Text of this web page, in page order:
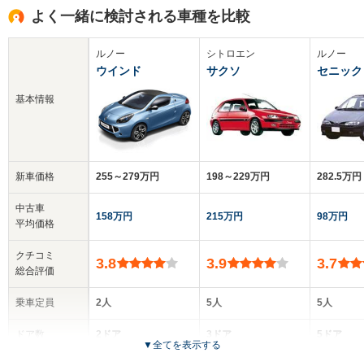
よく一緒に検討される車種を比較
基本情報
新車価格
中古車
平均価格
クチコミ
総合評価
乗車定員
ドア数
ルノー
ウインド
255～279万円
158万円
3.8
2人
2ドア
シトロエン
サクソ
198～229万円
215万円
3.9
5人
3ドア
ルノー
セニック
282.5万円
98万円
3.7
5人
5ドア
▼全てを表示する